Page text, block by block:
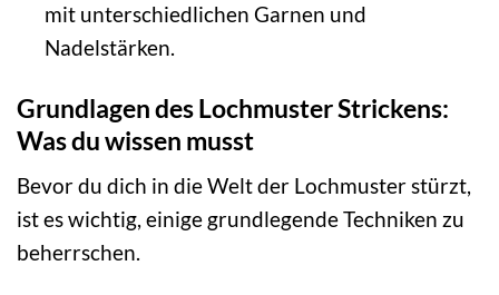
mit unterschiedlichen Garnen und
Nadelstärken.
Grundlagen des Lochmuster Strickens:
Was du wissen musst
Bevor du dich in die Welt der Lochmuster stürzt,
ist es wichtig, einige grundlegende Techniken zu
beherrschen.